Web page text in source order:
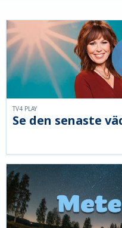
Se den senaste
TV4 PLAY